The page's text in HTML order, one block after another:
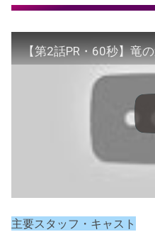
【第2話PR・60秒】竜
主要スタッフ・キャスト